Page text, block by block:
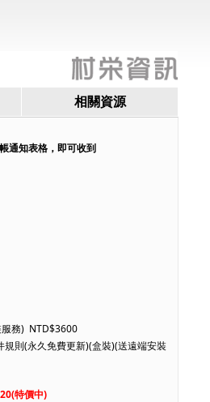
相關資源
通知表格，即可收到
服務) NTD$3600
則(永久免費更新)(盒裝)(送遠端安裝
特價中)